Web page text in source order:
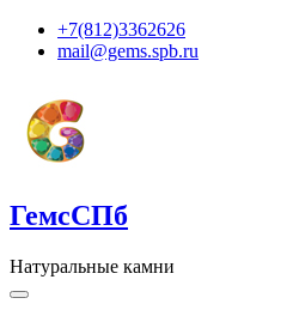
+7(812)3362626
mail@gems.spb.ru
ГемсСПб
Натуральные камни